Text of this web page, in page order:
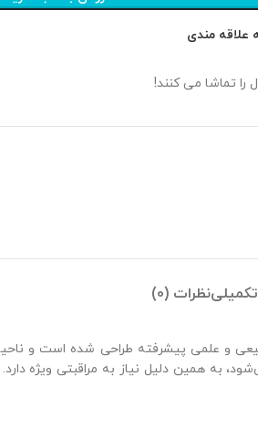
علاقه مندی
را تماشا می کنند!
نظرات (0)
و علمی پیشرفته طراحی شده است و
همین دلیل نیاز به مراقبتی ویژه